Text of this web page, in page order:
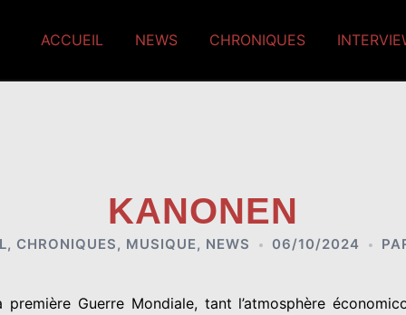
ACCUEIL NEWS CHRONIQUES
KANONEN
, CHRONIQUES, MUSIQUE, NEWS 06/10/2024
Guerre Mondiale, tant l’atmosphère